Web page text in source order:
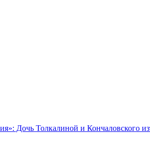
Дочь Толкалиной и Кончаловского